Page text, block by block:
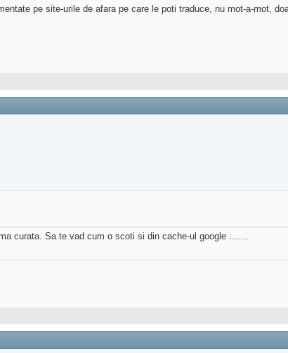
pe site-urile de afara pe care le poti traduce, nu mot-a-mot,
curata. Sa te vad cum o scoti si din cache-ul google .......